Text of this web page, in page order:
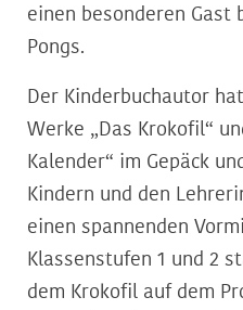
einen besonderen Gast
Pongs.
Der Kinderbuchautor
Werke „Das Krokofil“
Kalender“ im Gepäck
Kindern und den
einen spannenden
Klassenstufen 1 und 2
dem Krokofil auf dem